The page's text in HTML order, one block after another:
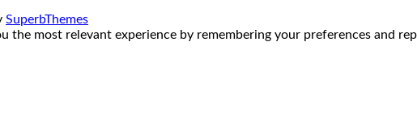
SuperbThemes
the most relevant experience by remembering your preferences and